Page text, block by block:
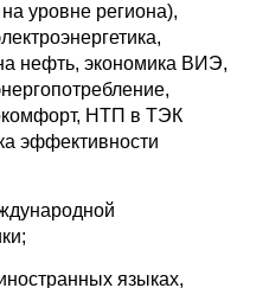
авторов
уровне региона),
нефть, экономика ВИЭ,
НТП в ТЭК
эффективности
языках,